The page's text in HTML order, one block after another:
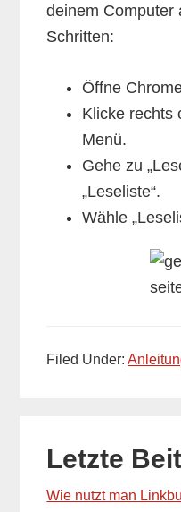
deinem Computer
Schritten:
Öffne
Klicke rechts
Menü.
Gehe zu
„Leseliste“.
Wähle
Filed Under:
Sidebar
Letzte
Wie nutzt man